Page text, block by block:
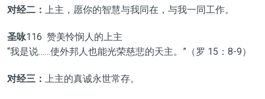
对经二： 上主，愿你的智慧与我同在，与我一同工作。
圣咏116 赞美怜悯人的上主
“我是说……使外邦人也能光荣慈悲的天主。”（罗 15：8-9）
对经三： 上主的真诚永世常存。